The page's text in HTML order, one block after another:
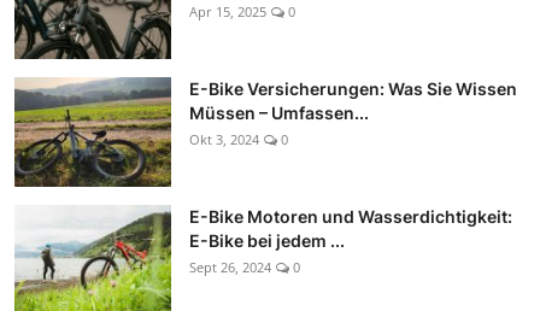
Apr 15, 2025 0
E-Bike Versicherungen: Was Sie Wissen
Müssen – Umfassen...
Okt 3, 2024 0
E-Bike Motoren und Wasserdichtigkeit:
E-Bike bei jedem ...
Sept 26, 2024 0